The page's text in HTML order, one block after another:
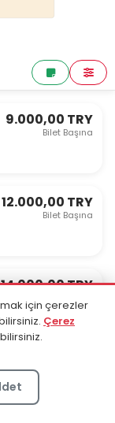
9.000,00 TRY
Bilet Başına
12.000,00 TRY
Bilet Başına
14.000,00 TRY
15.999,00 TRY
için çerezler
Çerez